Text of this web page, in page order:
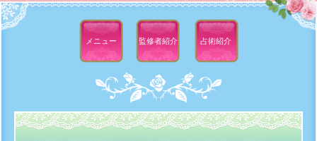
メニュー 監修者紹介 占術紹介